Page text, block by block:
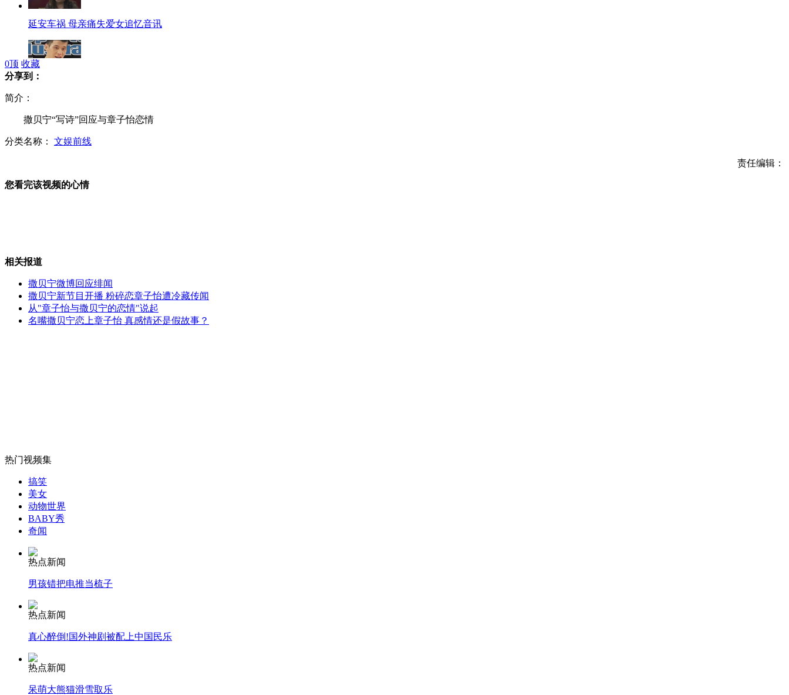
延安车祸 母亲痛失爱女追忆音讯
徐海星被指染黄发混夜店恋大叔
残疾男子未给中年妇女让座遭掌掴
女孩北京地铁殴打老人 痛下狠手拳打脚踢
无痛分娩是否安全 医生回应
外交部：有关国家言论片面不公正
安徽一实载49人客车翻车
0顶 收藏
分享到：
简介：
撒贝宁“写诗”回应与章子怡恋情
分类名称： 文娱前线
责任编辑：
您看完该视频的心情
相关报道
撒贝宁微博回应绯闻
撒贝宁新节目开播 粉碎恋章子怡遭冷藏传闻
从"章子怡与撒贝宁的恋情"说起
名嘴撒贝宁恋上章子怡 真感情还是假故事？
热门视频集
搞笑
美女
动物世界
BABY秀
奇闻
热点新闻
男孩错把电推当梳子
热点新闻
真心醉倒!国外神剧被配上中国民乐
热点新闻
呆萌大熊猫滑雪取乐